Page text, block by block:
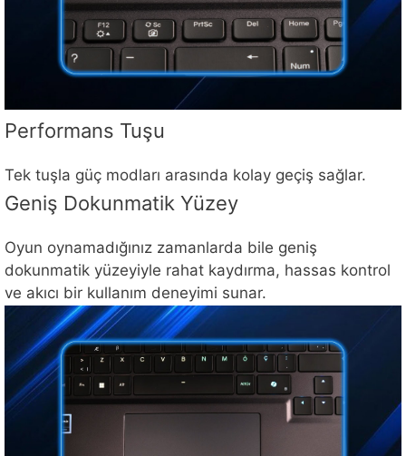
Performans Tuşu
Tek tuşla güç modları arasında kolay geçiş sağlar.
Geniş Dokunmatik Yüzey
Oyun oynamadığınız zamanlarda bile geniş
dokunmatik yüzeyiyle rahat kaydırma, hassas kontrol
ve akıcı bir kullanım deneyimi sunar.